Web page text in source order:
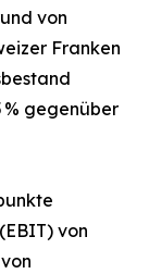
von
Franken
% gegenüber
von